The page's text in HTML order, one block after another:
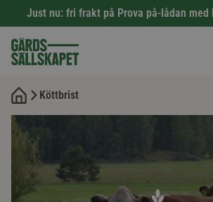
Just nu: fri frakt på Prova på-lådan med
Köttbrist